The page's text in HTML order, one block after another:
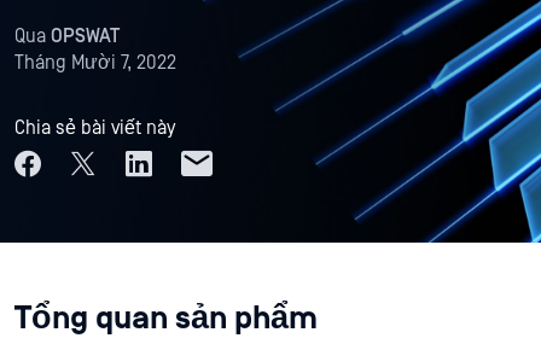
Qua OPSWAT
Tháng Mười 7, 2022
Chia sẻ bài viết này
Tổng quan sản phẩm